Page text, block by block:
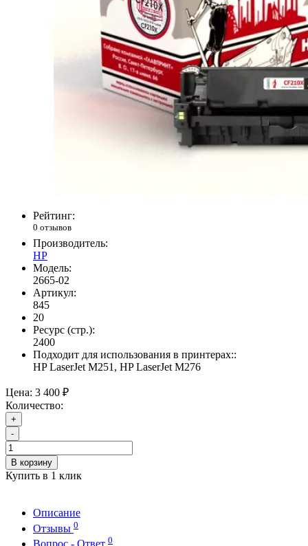
Рейтинг:
0 отзывов
Производитель:
HP
Модель:
2665-02
Артикул:
845
20
Ресурс (стр.):
2400
Подходит для использования в принтерах::
HP LaserJet M251, HP LaserJet M276
Цена: 3 400 ₽
Количество:
+
-
В корзину
Купить в 1 клик
Описание
Отзывы 0
0